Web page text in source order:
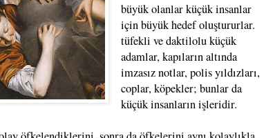
büyük olanlar küçük insanlar
için büyük hedef oluştururlar.
tüfekli ve daktilolu küçük
adamlar, kapıların altında
imzasız notlar, polis yıldızları,
coplar, köpekler; bunlar da
küçük insanların işleridir.